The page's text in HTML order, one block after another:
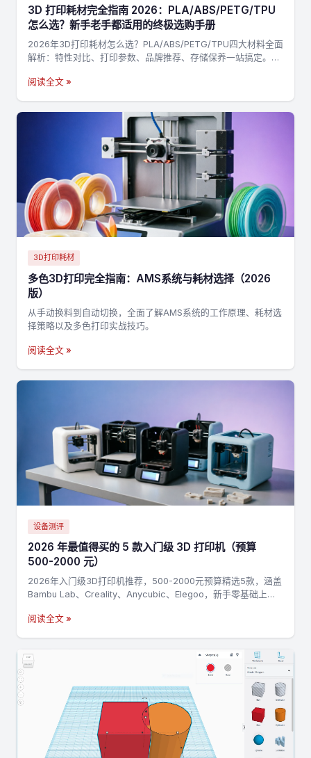
3D 打印耗材完全指南 2026：PLA/ABS/PETG/TPU
怎么选？新手老手都适用的终极选购手册
2026年3D打印耗材怎么选？PLA/ABS/PETG/TPU四大材料全面
解析：特性对比、打印参数、品牌推荐、存储保养一站搞定。附
阅读全文 »
3D打印耗材
多色3D打印完全指南：AMS系统与耗材选择（2026
版）
从手动换料到自动切换，全面了解AMS系统的工作原理、耗材选
择策略以及多色打印实战技巧。
阅读全文 »
设备测评
2026 年最值得买的 5 款入门级 3D 打印机（预算
500-2000 元）
2026年入门级3D打印机推荐，500-2000元预算精选5款，涵盖
Bambu Lab、Creality、Anycubic、Elegoo，新手零基础上手
阅读全文 »